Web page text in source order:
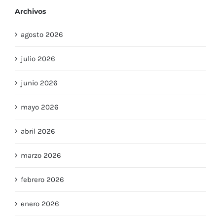
Archivos
agosto 2026
julio 2026
junio 2026
mayo 2026
abril 2026
marzo 2026
febrero 2026
enero 2026